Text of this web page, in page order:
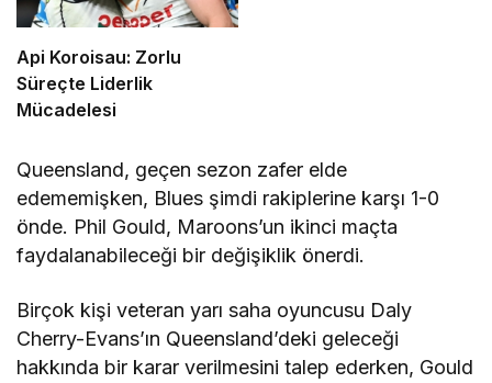
Api Koroisau: Zorlu
Süreçte Liderlik
Mücadelesi
Queensland, geçen sezon zafer elde
edememişken, Blues şimdi rakiplerine karşı 1-0
önde. Phil Gould, Maroons’un ikinci maçta
faydalanabileceği bir değişiklik önerdi.
Birçok kişi veteran yarı saha oyuncusu Daly
Cherry-Evans’ın Queensland’deki geleceği
hakkında bir karar verilmesini talep ederken, Gould